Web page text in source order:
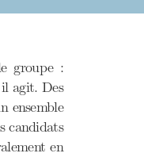
groupe :
agit. Des
ensemble
candidats
en